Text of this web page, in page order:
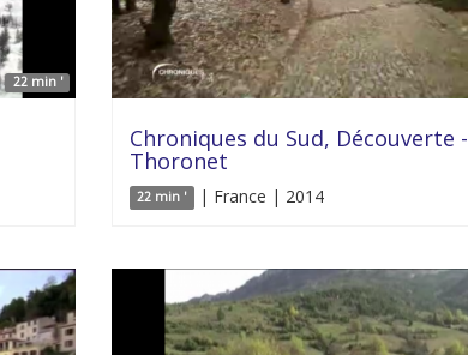
22 min '
Chroniques du Sud, Découverte -
Thoronet
22 min ' | France | 2014